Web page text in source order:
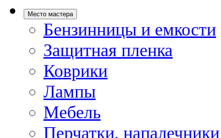
Место мастера
Бензинницы и емкости
Защитная пленка
Коврики
Лампы
Мебель
Перчатки, напалечники